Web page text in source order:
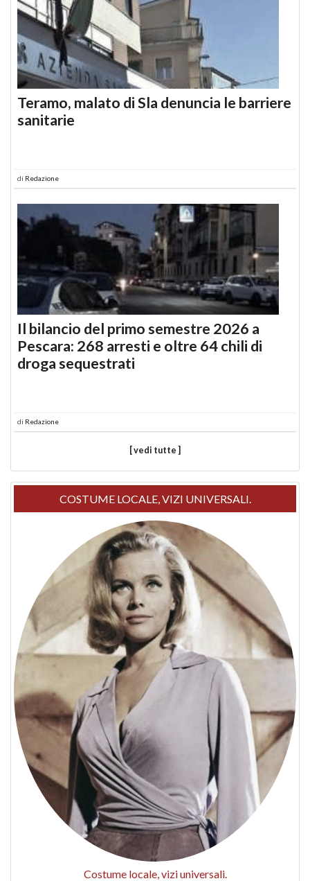
Teramo, malato di Sla denuncia le barriere
sanitarie
di Redazione
Il bilancio del primo semestre 2026 a
Pescara: 268 arresti e oltre 64 chili di
droga sequestrati
di Redazione
[ vedi tutte ]
COSTUME LOCALE, VIZI UNIVERSALI.
Costume locale, vizi universali.